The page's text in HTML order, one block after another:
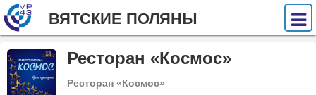
ВЯТСКИЕ ПОЛЯНЫ
Ресторан «Космос»
Ресторан «Космос»